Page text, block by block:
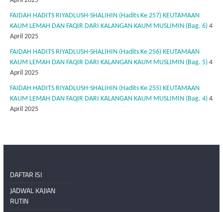
FAIDAH HADITS RIYADLUSH-SHALIHIN (Hadits Ke 257) KEUTAMAAN
KAUM LEMAH DAN FAQIR DARI KALANGAN KAUM MUSLIMIN (Bag. 6) 4
April 2025
FAIDAH HADITS RIYADLUSH-SHALIHIN (Hadits Ke 256) KEUTAMAAN
KAUM LEMAH DAN FAQIR DARI KALANGAN KAUM MUSLIMIN (Bag. 5) 4
April 2025
FAIDAH HADITS RIYADLUSH-SHALIHIN (Hadits Ke 255) KEUTAMAAN
KAUM LEMAH DAN FAQIR DARI KALANGAN KAUM MUSLIMIN (Bag. 4) 4
April 2025
DAFTAR ISI
JADWAL KAJIAN
RUTIN